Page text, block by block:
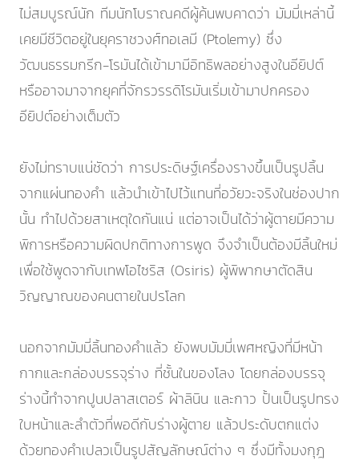
ไม่สมบูรณ์นัก ทีมนักโบราณคดีผู้ค้นพบคาดว่า มัมมี่เหล่านี้
เคยมีชีวิตอยู่ในยุคราชวงศ์ทอเลมี (Ptolemy) ซึ่ง
วัฒนธรรมกรีก-โรมันได้เข้ามามีอิทธิพลอย่างสูงในอียิปต์
หรืออาจมาจากยุคที่จักรวรรดิโรมันเริ่มเข้ามาปกครอง
อียิปต์อย่างเต็มตัว
ยังไม่ทราบแน่ชัดว่า การประดิษฐ์เครื่องรางขึ้นเป็นรูปลิ้น
จากแผ่นทองคำ แล้วนำเข้าไปไว้แทนที่อวัยวะจริงในช่องปาก
นั้น ทำไปด้วยสาเหตุใดกันแน่ แต่อาจเป็นได้ว่าผู้ตายมีความ
พิการหรือความผิดปกติทางการพูด จึงจำเป็นต้องมีลิ้นใหม่
เพื่อใช้พูดจากับเทพโอไซริส (Osiris) ผู้พิพากษาตัดสิน
วิญญาณของคนตายในปรโลก
นอกจากมัมมี่ลิ้นทองคำแล้ว ยังพบมัมมี่เพศหญิงที่มีหน้า
กากและกล่องบรรจุร่าง ที่ชั้นในของโลง โดยกล่องบรรจุ
ร่างนี้ทำจากปูนปลาสเตอร์ ผ้าลินิน และกาว ปั้นเป็นรูปทรง
ใบหน้าและลำตัวที่พอดีกับร่างผู้ตาย แล้วประดับตกแต่ง
ด้วยทองคำเปลวเป็นรูปสัญลักษณ์ต่าง ๆ ซึ่งมีทั้งมงกุฎ